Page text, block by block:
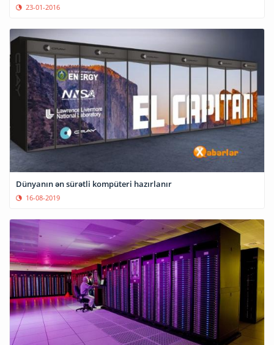
23-01-2016
Dünyanın ən sürətli kompüteri hazırlanır
16-08-2019